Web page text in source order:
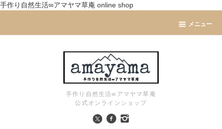
手作り自然生活∞アマヤマ草庵 online shop
メニュー
手作り自然生活∞アマヤマ草庵
公式オンラインショップ